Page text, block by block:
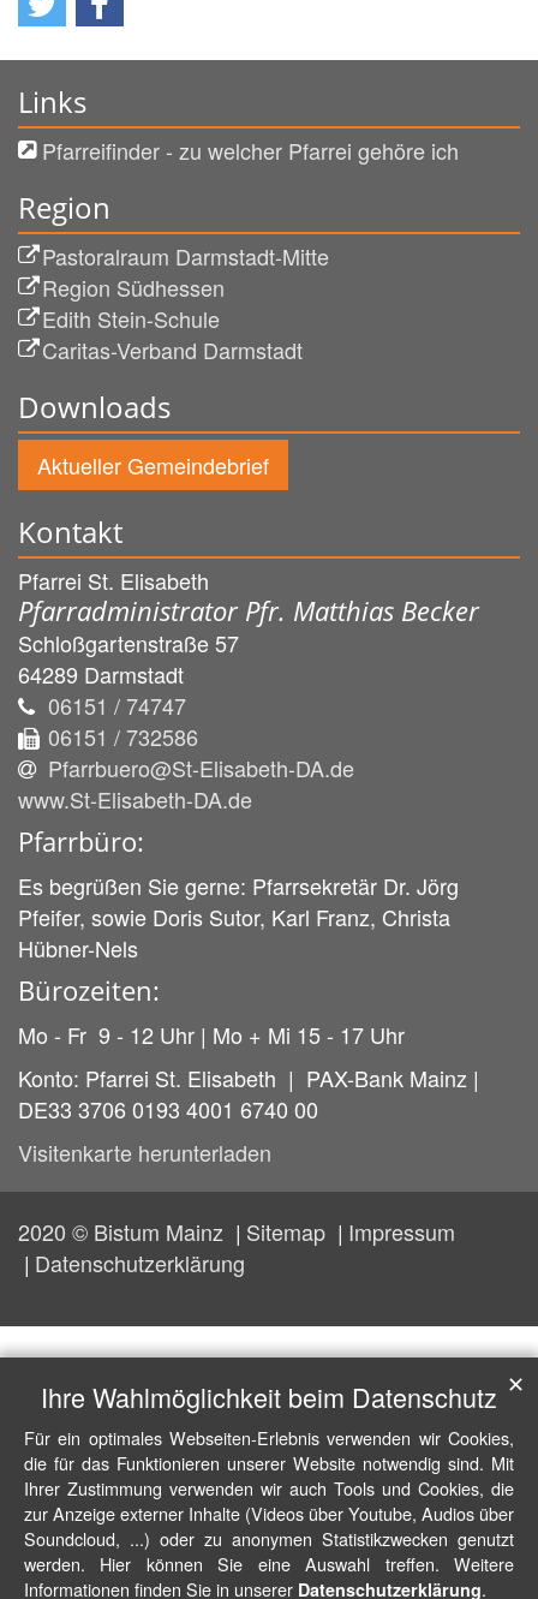
Links
Pfarreifinder - zu welcher Pfarrei gehöre ich
Region
Pastoralraum Darmstadt-Mitte
Region Südhessen
Edith Stein-Schule
Caritas-Verband Darmstadt
Downloads
Aktueller Gemeindebrief
Kontakt
Pfarrei St. Elisabeth
Pfarradministrator Pfr. Matthias Becker
Schloßgartenstraße 57
64289 Darmstadt
06151 / 74747
06151 / 732586
Pfarrbuero@St-Elisabeth-DA.de
www.St-Elisabeth-DA.de
Pfarrbüro:
Es begrüßen Sie gerne: Pfarrsekretär Dr. Jörg
Pfeifer, sowie Doris Sutor, Karl Franz, Christa
Hübner-Nels
Bürozeiten:
Mo - Fr 9 - 12 Uhr | Mo + Mi 15 - 17 Uhr
Konto: Pfarrei St. Elisabeth | PAX-Bank Mainz |
DE33 3706 0193 4001 6740 00
Visitenkarte herunterladen
2020 © Bistum Mainz Sitemap
Impressum
Datenschutzerklärung
Ihre Wahlmöglichkeit beim Datenschutz
Für ein optimales Webseiten-Erlebnis verwenden wir Cookies,
die für das Funktionieren unserer Website notwendig sind. Mit
Ihrer Zustimmung verwenden wir auch Tools und Cookies, die
zur Anzeige externer Inhalte (Videos über Youtube, Audios über
Soundcloud, ...) oder zu anonymen Statistikzwecken genutzt
werden. Hier können Sie eine Auswahl treffen. Weitere
Informationen finden Sie in unserer Datenschutzerklärung.
✕